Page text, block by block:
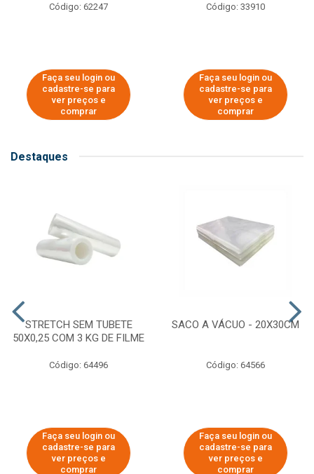
Código: 62247
Faça seu login ou
cadastre-se para
ver preços e
comprar
Código: 33910
Faça seu login ou
cadastre-se para
ver preços e
comprar
Destaques
STRETCH SEM TUBETE
50X0,25 COM 3 KG DE FILME
Código: 64496
Faça seu login ou
cadastre-se para
ver preços e
comprar
SACO A VÁCUO - 20X30CM
Código: 64566
Faça seu login ou
cadastre-se para
ver preços e
comprar